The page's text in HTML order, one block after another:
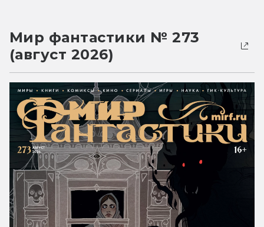
Мир фантастики № 273
(август 2026)